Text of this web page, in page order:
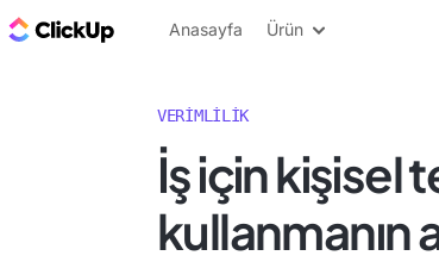
ClickUp Blog
Anasayfa Ürün
VERIMLILIK
İş için kişisel
kullanmanın